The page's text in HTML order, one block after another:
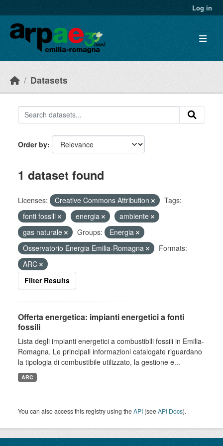
Log in
Datasets
Order by
1 dataset found
Licenses: Creative Commons Attribution
Tags:
fonti fossili
energia
ambiente
gas naturale
Groups:
Energia
Osservatorio Energia Emilia-Romagna
Formats:
ARC
Filter Results
Offerta energetica: impianti energetici a fonti
fossili
Lista degli impianti energetici a combustibili fossili in Emilia-
Romagna. Le principali informazioni catalogate riguardano
la tipologia di combustibile utilizzato, la gestione e...
ARC
You can also access this registry using theAPI (seeAPI Docs).